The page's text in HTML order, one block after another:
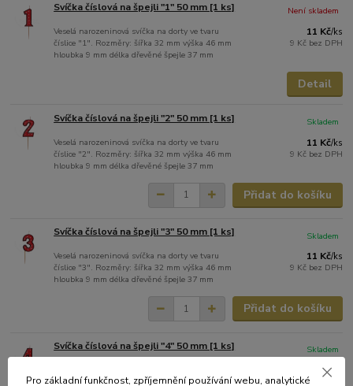
Svíčka číslová na špejli "1" 50 mm [1 ks]
Veselá narozeninová svíčka na dorty ve tvaru
číslice "1". Rozměry: šířka 32 mm výška 46 mm
hloubka 9 mm délka dřevěné špejle 37 mm
11 Kč/ks
9 Kč bez DPH
Není skladem
Detail
Svíčka číslová na špejli "2" 50 mm [1 ks]
Veselá narozeninová svíčka na dorty ve tvaru
číslice "2". Rozměry: šířka 32 mm výška 46 mm
hloubka 9 mm délka dřevěné špejle 37 mm
11 Kč/ks
9 Kč bez DPH
Skladem
Přidat do košíku
Svíčka číslová na špejli "3" 50 mm [1 ks]
Veselá narozeninová svíčka na dorty ve tvaru
číslice "3". Rozměry: šířka 32 mm výška 46 mm
hloubka 9 mm délka dřevěné špejle 37 mm
11 Kč/ks
9 Kč bez DPH
Skladem
Přidat do košíku
Svíčka číslová na špejli "4" 50 mm [1 ks]
číslice "4". Rozměry: šířka 32 mm výška 46 mm
11 Kč/
9 Kčbez DPH
Skladem
Pro základní funkčnost, zpříjemnění používání webu, analytické